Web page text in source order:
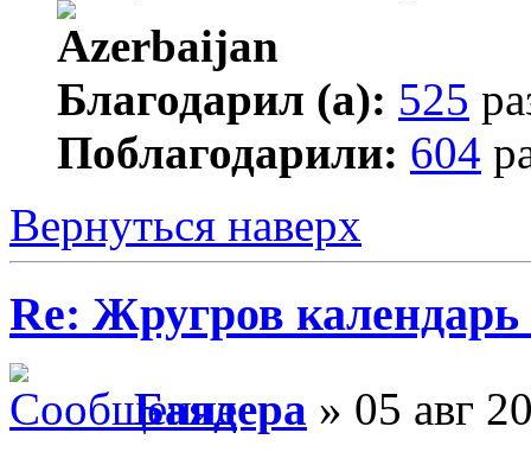
Благодарил (а): 525
Поблагодарили: 604
Вернуться наверх
Re: Жругров календарь
Баядера » 05 авг